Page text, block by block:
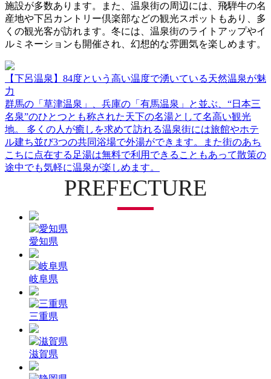
施設が多数あります。また、温泉街の周辺には、飛騨牛の名
産地や下呂カントリー倶楽部などの観光スポットもあり、多
くの観光客が訪れます。冬には、温泉街のライトアップやイ
ルミネーションも開催され、幻想的な雰囲気を楽しめます。
【下呂温泉】84度という高い温度で湧いている天然温泉が魅
力
群馬の「草津温泉」、兵庫の「有馬温泉」と並ぶ、“日本三
名泉”のひとつとも称された天下の名湯として名高い観光
地。 多くの人が癒しを求めて訪れる温泉街には旅館やホテ
ル建ち並び3つの共同浴場で外湯ができます。また街のあち
こちに点在する足湯は無料で利用できることもあって散策の
途中でも気軽に温泉が楽しめます。
PREFECTURE
愛知県
岐阜県
三重県
滋賀県